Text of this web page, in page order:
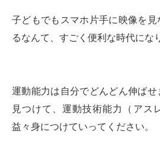
子どもでもスマホ片手に映像を見
るなんて、すごく便利な時代にな
運動能力は自分でどんどん伸ば
見つけて、運動技術能力（アス
益々身につけていってください。